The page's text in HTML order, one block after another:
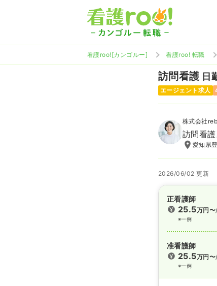
看護roo![カンゴルー] 看護roo! 転職
訪問看護 日
エージェント求人
株式会社
訪問看
愛知県
2026/06/02 更新
正看護師
25.5万円〜
※一例
准看護師
25.5万円〜
※一例